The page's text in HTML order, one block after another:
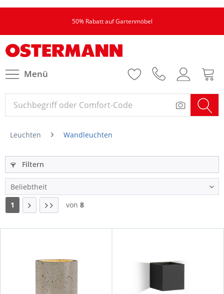
50% Rabatt auf Gartenmöbel
Menü
Leuchten Wandleuchten
Filtern
1 von 8